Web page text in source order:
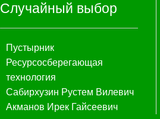
Случайный выбор
Пустырник
Ресурсосберегающая
технология
Сабирхузин Рустем Вилевич
Акманов Ирек Гайсеевич